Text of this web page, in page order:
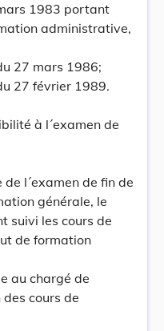
1983 portant
administrative,
27 mars 1986;
27 février 1989.
à l´examen de
l´examen de fin de
générale, le
suivi les cours de
de formation
au chargé de
cours de